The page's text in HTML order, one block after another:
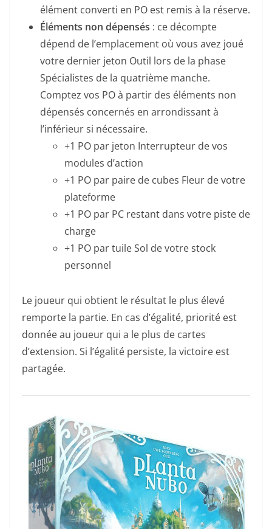
élément converti en PO est remis à la réserve.
Éléments non dépensés : ce décompte
dépend de l’emplacement où vous avez joué
votre dernier jeton Outil lors de la phase
Spécialistes de la quatrième manche.
Comptez vos PO à partir des éléments non
dépensés concernés en arrondissant à
l’inférieur si nécessaire.
+1 PO par jeton Interrupteur de vos
modules d’action
+1 PO par paire de cubes Fleur de votre
plateforme
+1 PO par PC restant dans votre piste de
charge
+1 PO par tuile Sol de votre stock
personnel
Le joueur qui obtient le résultat le plus élevé
remporte la partie. En cas d’égalité, priorité est
donnée au joueur qui a le plus de cartes
d’extension. Si l’égalité persiste, la victoire est
partagée.